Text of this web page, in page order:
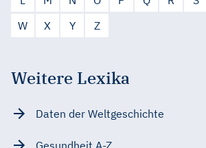
W
X Y Z
Weitere Lexika
Daten der Weltgeschichte
Gesundheit A-Z